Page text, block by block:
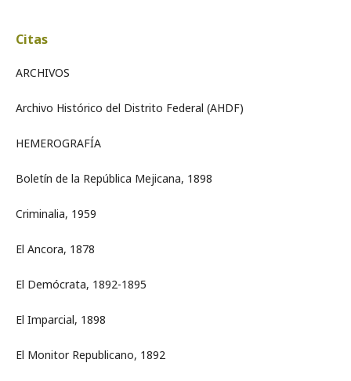
Citas
ARCHIVOS
Archivo Histórico del Distrito Federal (AHDF)
HEMEROGRAFÍA
Boletín de la República Mejicana, 1898
Criminalia, 1959
El Ancora, 1878
El Demócrata, 1892-1895
El Imparcial, 1898
El Monitor Republicano, 1892